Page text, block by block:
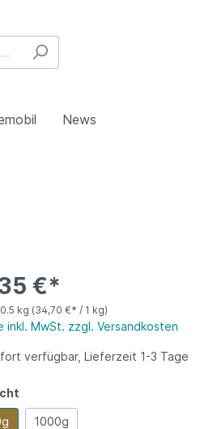
News
€*
0.5 kg (34,70 €* / 1 kg)
inkl. MwSt. zzgl. Versandkosten
verfügbar, Lieferzeit 1-3 Tage
1000g